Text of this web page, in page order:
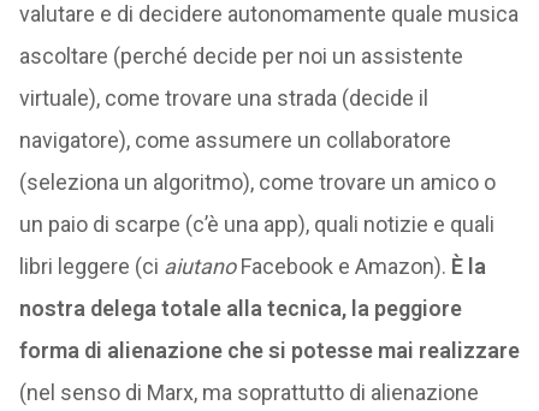
valutare e di decidere autonomamente quale musica
ascoltare (perché decide per noi un assistente
virtuale), come trovare una strada (decide il
navigatore), come assumere un collaboratore
(seleziona un algoritmo), come trovare un amico o
un paio di scarpe (c’è una app), quali notizie e quali
libri leggere (ci aiutanoFacebook e Amazon). È la
nostra delega totale alla tecnica, la peggiore
forma di alienazione che si potesse mai realizzare
(nel senso di Marx, ma soprattutto di alienazione